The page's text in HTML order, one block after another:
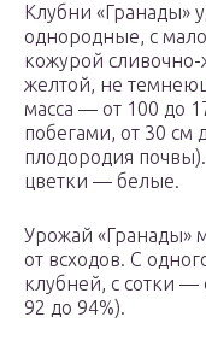
Клубни «Гранады»
однородные, с
кожурой сливочно-
желтой, не
масса — от 100 до
побегами, от 30 см
плодородия
цветки — белые.
Урожай «Гранады»
от всходов. С
клубней, с сотки —
92 до 94%).